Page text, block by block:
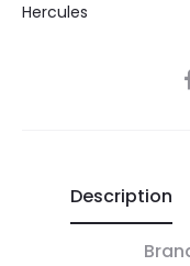
Hercules
Description